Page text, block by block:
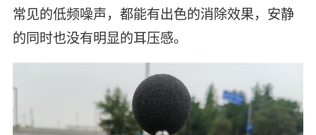
常见的低频噪声，都能有出色的消除效果，安静
的同时也没有明显的耳压感。